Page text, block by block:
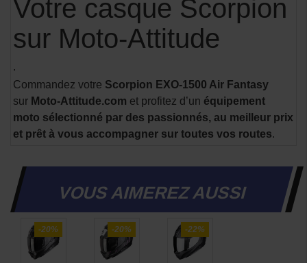
Votre casque Scorpion
sur Moto-Attitude
.
Commandez votre Scorpion EXO-1500 Air Fantasy
sur Moto-Attitude.com et profitez d’un équipement
moto sélectionné par des passionnés, au meilleur prix
et prêt à vous accompagner sur toutes vos routes.
VOUS AIMEREZ AUSSI
-20% -20% -22%